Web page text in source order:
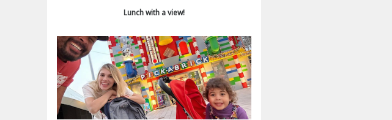
Lunch with a view!